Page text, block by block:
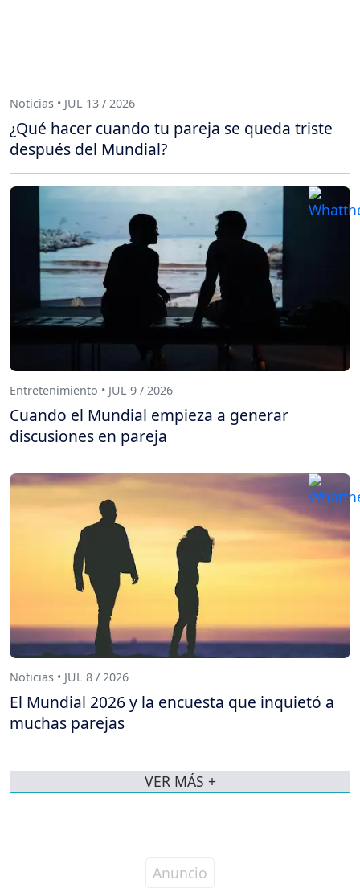
Noticias • JUL 13 / 2026
¿Qué hacer cuando tu pareja se queda triste
después del Mundial?
Entretenimiento • JUL 9 / 2026
Cuando el Mundial empieza a generar
discusiones en pareja
Noticias • JUL 8 / 2026
El Mundial 2026 y la encuesta que inquietó a
muchas parejas
VER MÁS +